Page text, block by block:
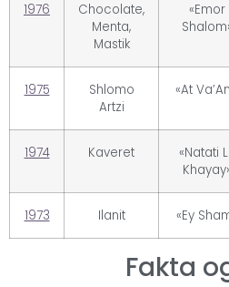
1976
Chocolate,
Menta,
Mastik
«Emor
1975
Shlomo
Artzi
«At
1974 Kaveret
«Natati
1973 Ilanit «Ey
Fakta